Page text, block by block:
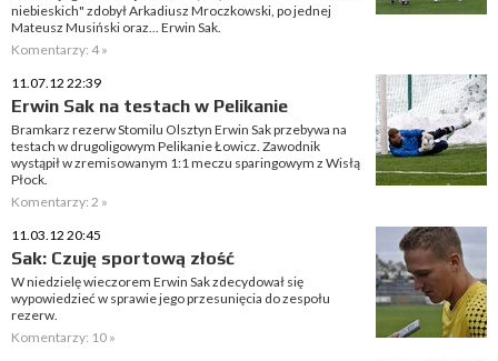
niebieskich" zdobył Arkadiusz Mroczkowski, po jednej
Mateusz Musiński oraz... Erwin Sak.
Komentarzy: 4 »
11.07.12 22:39
Erwin Sak na testach w Pelikanie
Bramkarz rezerw Stomilu Olsztyn Erwin Sak przebywa na
testach w drugoligowym Pelikanie Łowicz. Zawodnik
wystąpił w zremisowanym 1:1 meczu sparingowym z Wisłą
Płock.
Komentarzy: 2 »
11.03.12 20:45
Sak: Czuję sportową złość
W niedzielę wieczorem Erwin Sak zdecydował się
wypowiedzieć w sprawie jego przesunięcia do zespołu
rezerw.
Komentarzy: 10 »